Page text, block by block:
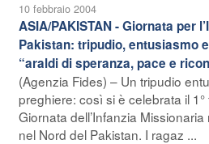
10 febbraio 2004
ASIA/PAKISTAN - Giornata per
Pakistan: tripudio, entusiasmo
“araldi di speranza, pace e
(Agenzia Fides) – Un tripudio
preghiere: così si è celebrata il
Giornata dell’Infanzia
nel Nord del Pakistan. I ragaz ...